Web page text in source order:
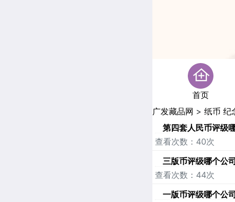
首页
广发藏品网 > 纸币 纪
第四套人民币评级
查看次数：40次
三版币评级哪个公
查看次数：44次
一版币评级哪个公